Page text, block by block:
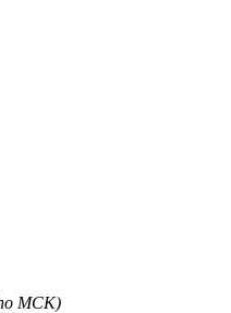
МСК)